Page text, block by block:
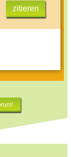
zitieren